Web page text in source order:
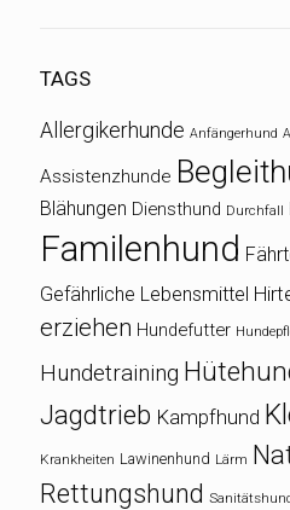
TAGS
Allergikerhunde Anfängerhund
Assistenzhunde
Blähungen Diensthund Durchfall
Familenhund
Gefährliche Lebensmittel
erziehen Hundefutter
Hundetraining
Jagdtrieb Kampfhund
Krankheiten Lawinenhund Lärm
Rettungshund